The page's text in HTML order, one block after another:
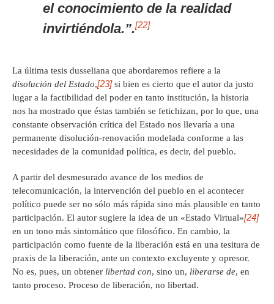
el conocimiento de la realidad
invirtiéndola.”.[22]
La última tesis dusseliana que abordaremos refiere a la
disolución del Estado,[23]si bien es cierto que el autor da justo
lugar a la factibilidad del poder en tanto institución, la historia
nos ha mostrado que éstas también se fetichizan, por lo que, una
constante observación crítica del Estado nos llevaría a una
permanente disolución-renovación modelada conforme a las
necesidades de la comunidad política, es decir, del pueblo.
A partir del desmesurado avance de los medios de
telecomunicación, la intervención del pueblo en el acontecer
político puede ser no sólo más rápida sino más plausible en tanto
participación. El autor sugiere la idea de un «Estado Virtual»[24]
en un tono más sintomático que filosófico. En cambio, la
participación como fuente de la liberación está en una tesitura de
praxis de la liberación, ante un contexto excluyente y opresor.
No es, pues, un obtener libertad con, sino un, liberarse de, en
tanto proceso. Proceso de liberación, no libertad.